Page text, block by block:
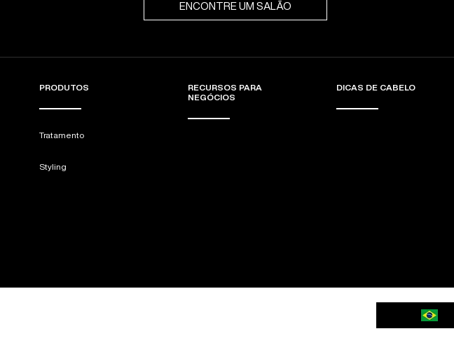
ENCONTRE UM SALÃO
PRODUTOS
Tratamento
Styling
RECURSOS PARA
NEGÓCIOS
DICAS DE CABELO